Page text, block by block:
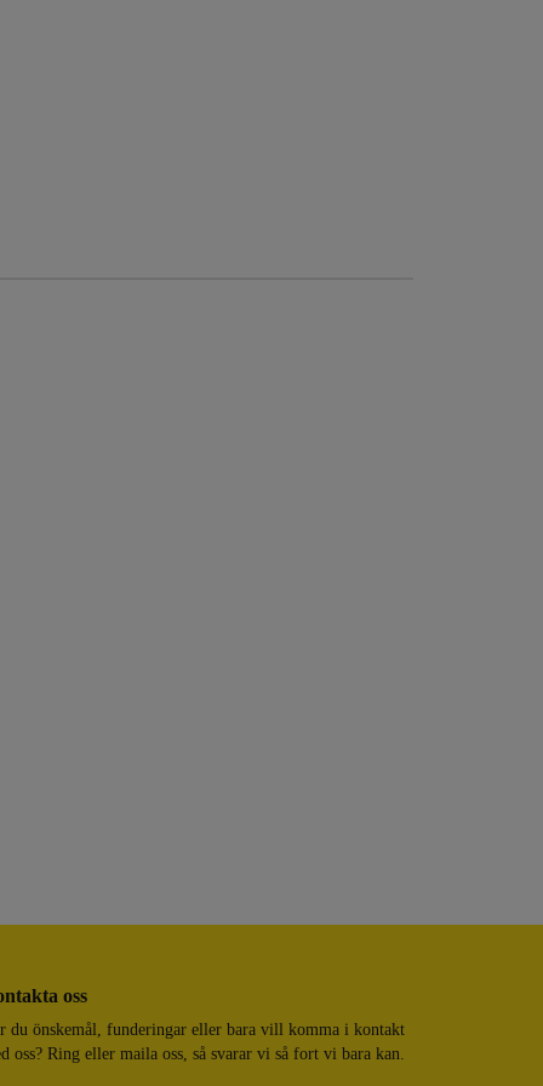
oss
du önskemål, funderingar eller bara vill komma i kontakt
oss? Ring eller maila oss, så svarar vi så fort vi bara kan.